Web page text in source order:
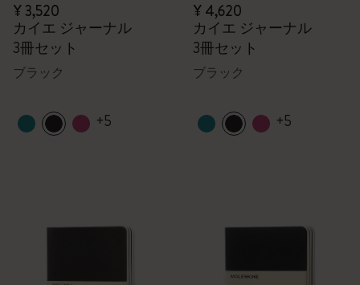
¥ 3,520
カイエ ジャーナル
3冊セット
ブラック
+5
¥ 4,620
カイエ ジャーナル
3冊セット
ブラック
+5